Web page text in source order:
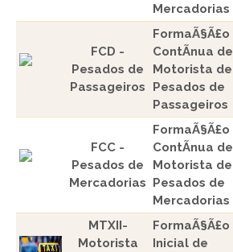
Mercadorias
FCD -
Pesados de
Passageiros
FormaÃ§Ã£o
ContÃ­nua de
Motorista de
Pesados de
Passageiros
FCC -
Pesados de
Mercadorias
FormaÃ§Ã£o
ContÃ­nua de
Motorista de
Pesados de
Mercadorias
MTXII-
Motorista
FormaÃ§Ã£o
Inicial de